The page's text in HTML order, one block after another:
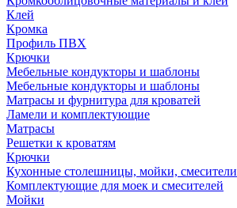
Клей
Кромка
Профиль ПВХ
Крючки
Мебельные кондукторы и шаблоны
Мебельные кондукторы и шаблоны
Матрасы и фурнитура для кроватей
Ламели и комплектующие
Матрасы
Решетки к кроватям
Крючки
Кухонные столешницы, мойки, смесители
Комплектующие для моек и смесителей
Мойки